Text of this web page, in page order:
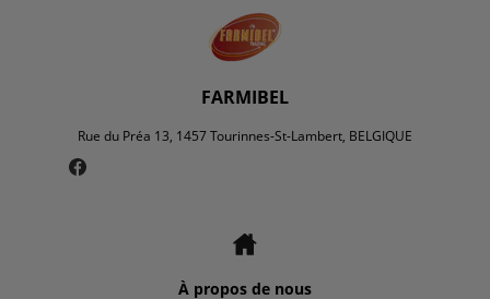
FARMIBEL
Rue du Préa 13, 1457 Tourinnes-St-Lambert, BELGIQUE
À propos de nous